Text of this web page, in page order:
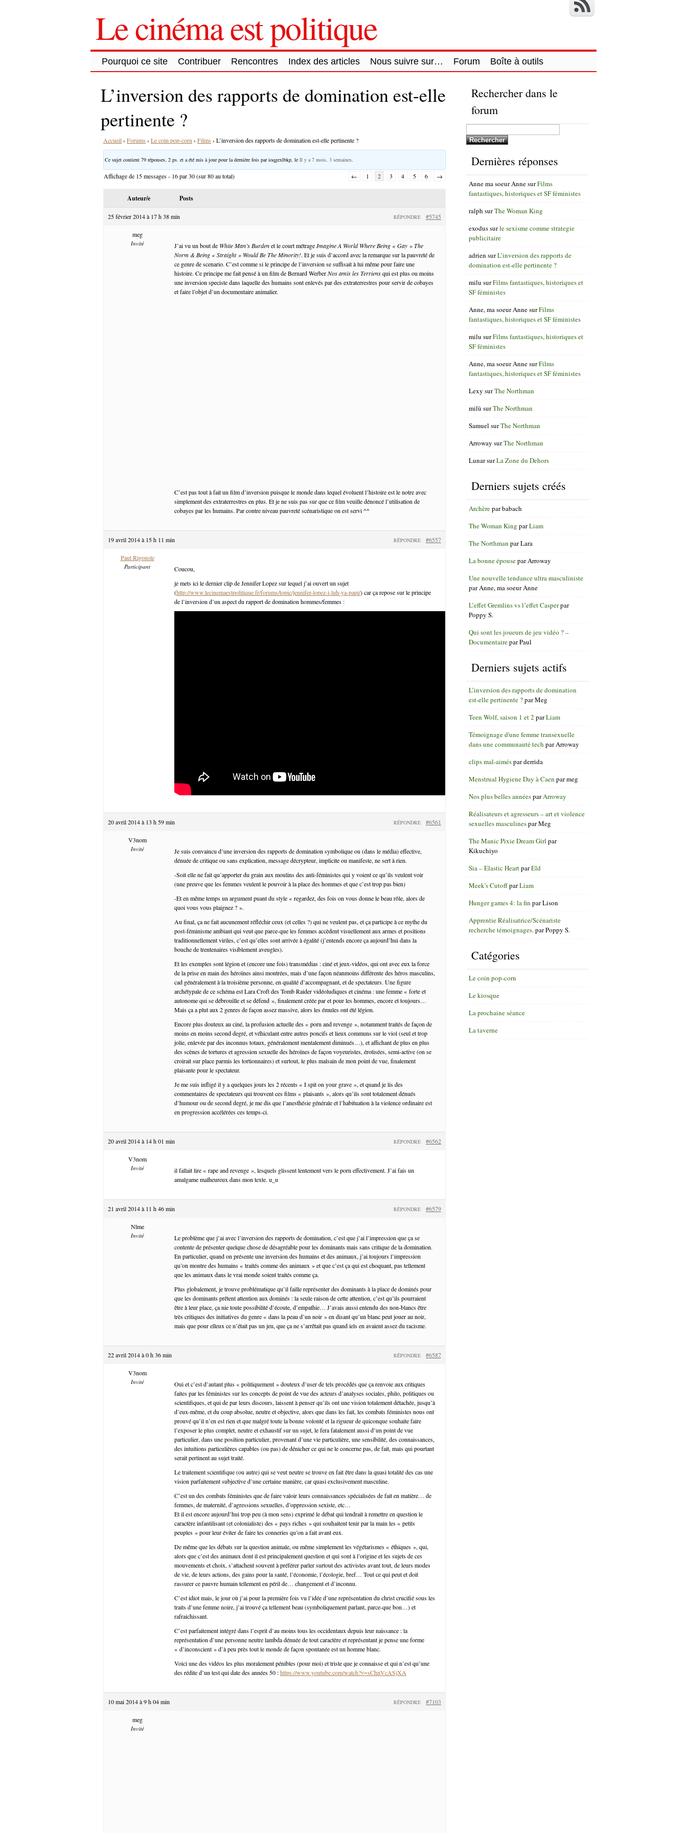
Le cinéma est politique
Pourquoi ce site Contribuer Rencontres Index des articles Nous suivre sur… Forum Boîte à outils
L’inversion des rapports de domination est-elle
pertinente ?
Accueil› Forums › Le coin pop-corn › Films › L’inversion des rapports de domination est-elle pertinente ?
Ce sujet contient 79 réponses, 2 ps. et a été mis à jour pour la dernière fois parioqgexlbkp , le Il y a 7 mois, 3 semaines
Affichage de 15 messages - 16 par 30 (sur 80 au total) ← 1 2 3 4 5 6 →
Auteur/e Posts
25 février 2014 à 17 h 38 min #5745
RÉPONDRE
meg
Invité J’ai vu un bout de White Man’s Burdenet le court métrage Imagine A World Where Being « Gay » The
Norm & Being « Straight » Would Be The Minority!. Et je suis d’accord avec la remarque sur la pauvreté de
ce genre de scenario. C’est comme si le principe de l’inversion se suffisait à lui même pour faire une
histoire. Ce principe me fait pensé à un film de Bernard WerberNos amis les Terriensqui est plus ou moins
une inversion speciste dans laquelle des humains sont enlevés par des extraterrestres pour servir de cobayes
et faire l’objet d’un documentaire animalier.
C’est pas tout à fait un film d’inversion puisque le monde dans lequel évoluent l’histoire est le notre avec
simplement des extraterrestres en plus. Et je ne suis pas sur que ce film veuille dénoncé l’utilisation de
cobayes par les humains. Par contre niveau pauvreté scénaristique on est servi ^^
19 avril 2014 à 15 h 11 min #6557
RÉPONDRE
Paul Rigouste
Participant
Coucou,
je mets ici le dernier clip de Jennifer Lopez sur lequel j’ai ouvert un sujet
(http://www.lecinemaestpolitique.fr/forums/topic/jennifer-lopez-i-luh-ya-papi/) car ça repose sur le principe
de l’inversion d’un aspect du rapport de domination hommes/femmes :
20 avril 2014 à 13 h 59 min #6561
RÉPONDRE
V3nom
Invité
Je suis convaincu d’une inversion des rapports de domination symbolique ou (dans le média) effective,
dénuée de critique ou sans explication, message décrypteur, implicite ou manifeste, ne sert à rien.
-Soit elle ne fait qu’apporter du grain aux moulins des anti-féministes qui y voient ce qu’ils veulent voir
(une preuve que les femmes veulent le pouvoir à la place des hommes et que c’est trop pas bien)
-Et en même temps un argument puant du style « regardez, des fois on vous donne le beau rôle, alors de
quoi vous vous plaignez ? ».
Au final, ça ne fait aucunement réfléchir ceux (et celles ?) qui ne veulent pas, et ça participe à ce mythe du
post-féminisme ambiant qui veut que parce-que les femmes accèdent visuellement aux armes et positions
traditionnellement viriles, c’est qu’elles sont arrivée à égalité (j’entends encore ça aujourd’hui dans la
bouche de trentenaires visiblement aveugles).
Et les exemples sont légion et (encore une fois) transmédias : ciné et jeux-vidéos, qui ont avec eux la force
de la prise en main des héroïnes ainsi montrées, mais d’une façon néanmoins différente des héros masculins,
cad généralement à la troisième personne, en qualité d’accompagnant, et de spectateurs. Une figure
archétypale de ce schéma est Lara Croft des Tomb Raider vidéoludiques et cinéma : une femme « forte et
autonome qui se débrouille et se défend », finalement créée par et pour les hommes, encore et toujours…
Mais ça a plut aux 2 genres de façon assez massive, alors les émules ont été légion.
Encore plus douteux au ciné, la profusion actuelle des « porn and revenge », notamment traités de façon de
moins en moins second degré, et véhiculant entre autres poncifs et lieux communs sur le viol (seul et trop
jolie, enlevée par des inconnus totaux, généralement mentalement diminués…), et affichant de plus en plus
des scènes de tortures et agression sexuelle des héroïnes de façon voyeuristes, érotisées, semi-active (on se
croirait sur place parmis les tortionnaires) et surtout, le plus malsain de mon point de vue, finalement
plaisante pour le spectateur.
Je me suis infligé il y a quelques jours les 2 récents « I spit on your grave », et quand je lis des
commentaires de spectateurs qui trouvent ces films « plaisants », alors qu’ils sont totalement dénués
d’humour ou de second degré, je me dis que l’anesthésie générale et l’habituation à la violence ordinaire est
en progression accélérées ces temps-ci.
20 avril 2014 à 14 h 01 min #6562
RÉPONDRE
V3nom
Invité
il fallait lire « rape and revenge », lesquels glissent lentement vers le porn effectivement. J’ai fais un
amalgame malheureux dans mon texte. u_u
21 avril 2014 à 11 h 46 min #6579
RÉPONDRE
Nîme
Invité
Le problème que j’ai avec l’inversion des rapports de domination, c’est que j’ai l’impression que ça se
contente de présenter quelque chose de désagréable pour les dominants mais sans critique de la domination.
En particulier, quand on présente une inversion des humains et des animaux, j’ai toujours l’impression
qu’on montre des humains « traités comme des animaux » et que c’est ça qui est choquant, pas tellement
que les animaux dans le vrai monde soient traités comme ça.
Plus globalement, je trouve problématique qu’il faille représenter des dominants à la place de dominés pour
que les dominants prêtent attention aux dominés : la seule raison de cette attention, c’est qu’ils pourraient
être à leur place, ça nie toute possibilité d’écoute, d’empathie… J’avais aussi entendu des non-blancs être
très critiques des initiatives du genre « dans la peau d’un noir » en disant qu’un blanc peut jouer au noir,
mais que pour elleux ce n’était pas un jeu, que ça ne s’arrêtait pas quand iels en avaient assez du racisme.
22 avril 2014 à 0 h 36 min #6587
RÉPONDRE
V3nom
Invité
Oui et c’est d’autant plus « politiquement » douteux d’user de tels procédés que ça renvoie aux critiques
faites par les féministes sur les concepts de point de vue des acteurs d’analyses sociales, philo, politiques ou
scientifiques, et qui de par leurs discours, laissent à penser qu’ils ont une vision totalement détachée, jusqu’à
d’eux-même, et du coup absolue, neutre et objective, alors que dans les fait, les combats féministes nous ont
prouvé qu’il n’en est rien et que malgré toute la bonne volonté et la rigueur de quiconque souhaite faire
l’exposer le plus complet, neutre et exhaustif sur un sujet, le fera fatalement aussi d’un point de vue
particulier, dans une position particulier, provenant d’une vie particulière, une sensibilité, des connaissances,
des intuitions particulières capables (ou pas) de dénicher ce qui ne le concerne pas, de fait, mais qui pourtant
serait pertinent au sujet traité.
Le traitement scientifique (ou autre) qui se veut neutre se trouve en fait être dans la quasi totalité des cas une
vision parfaitement subjective d’une certaine manière, car quasi exclusivement masculine.
C’est un des combats féministes que de faire valoir leurs connaissances spécialisées de fait en matière… de
femmes, de maternité, d’agressions sexuelles, d’oppression sexiste, etc…
Et il est encore aujourd’hui trop peu (à mon sens) exprimé le débat qui tendrait à remettre en question le
caractère infantilisant (et colonialiste) des « pays riches » qui souhaitent tenir par la main les « petits
peuples » pour leur éviter de faire les conneries qu’on a fait avant eux.
De même que les débats sur la question animale, ou même simplement les végétarismes « éthiques », qui,
alors que c’est des animaux dont il est principalement question et qui sont à l’origine et les sujets de ces
mouvements et choix, s’attachent souvent à préférer parler surtout des activistes avant tout, de leurs modes
de vie, de leurs actions, des gains pour la santé, l’économie, l’écologie, bref… Tout ce qui peut et doit
rassurer ce pauvre humain tellement en péril de… changement et d’inconnu.
C’est idiot mais, le jour où j’ai pour la première fois vu l’idée d’une représentation du christ crucifié sous les
traits d’une femme noire, j’ai trouvé ça tellement beau (symboliquement parlant, parce-que bon…) et
rafraichissant.
C’est parfaitement intégré dans l’esprit d’au moins tous les occidentaux depuis leur naissance : la
représentation d’une personne neutre lambda dénuée de tout caractère et représentant je pense une forme
« d’inconscient » d’à peu près tout le monde de façon spontanée est un homme blanc.
Voici une des vidéos les plus moralement pénibles (pour moi) et triste que je connaisse et qui n’est qu’une
des rédite d’un test qui date des années 50 :https://www.youtube.com/watch?v=sChnVcASjXA
10 mai 2014 à 9 h 04 min #7103
RÉPONDRE
meg
Invité
Rechercher dans le
forum
Dernières réponses
Anne ma soeur AnnesurFilms
fantastiques, historiques et SF féministes
ralph surThe Woman King
exodussurle sexisme comme strategie
publicitaire
adrien surL’inversion des rapports de
domination est-elle pertinente ?
milu surFilms fantastiques, historiques et
SF féministes
Anne, ma soeur AnnesurFilms
fantastiques, historiques et SF féministes
milu surFilms fantastiques, historiques et
SF féministes
Anne, ma soeur AnnesurFilms
fantastiques, historiques et SF féministes
Lexy surThe Northman
milù surThe Northman
Samuel surThe Northman
Arroway surThe Northman
LunarsurLa Zone du Dehors
Derniers sujets créés
Archèreparbabach
The Woman King parLiam
The Northman parLara
La bonne épouseparArroway
Une nouvelle tendance ultra masculiniste
parAnne, ma soeur Anne
L’effet Gremlins vs l’effet Casperpar
Poppy S.
Qui sont les joueurs de jeu vidéo ? –
DocumentaireparPaul
Derniers sujets actifs
L’inversion des rapports de domination
est-elle pertinente ?parMeg
Teen Wolf, saison 1 et 2 parLiam
Témoignage d'une femme transexuelle
dans une communauté tech parArroway
clips mal-aimésparderrida
Menstrual Hygiene Day à Caen parmeg
Nos plus belles annéesparArroway
Réalisateurs et agresseurs – art et violence
sexuelles masculinesparMeg
The Manic Pixie Dream Girl par
Kikuchiyo
Sia – Elastic HeartparEld
Meek's CutoffparLiam
Hunger games 4: la fin parLison
Apprentie Réalisatrice/Scénariste
recherche témoignages. parPoppy S.
Catégories
Le coin pop-corn
Le kiosque
La prochaine séance
La taverne